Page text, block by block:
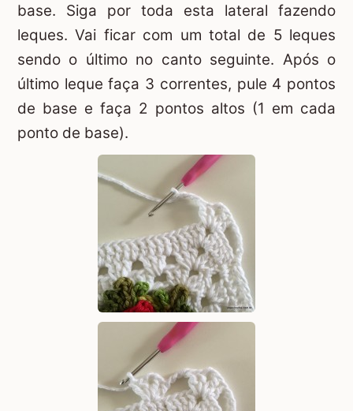
base. Siga por toda esta lateral fazendo
leques. Vai ficar com um total de 5 leques
sendo o último no canto seguinte. Após o
último leque faça 3 correntes, pule 4 pontos
de base e faça 2 pontos altos (1 em cada
ponto de base).